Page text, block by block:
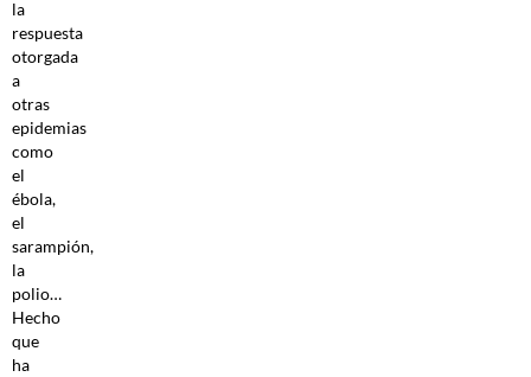
la
respuesta
otorgada
a
otras
epidemias
como
el
ébola,
el
sarampión,
la
polio…
Hecho
que
ha